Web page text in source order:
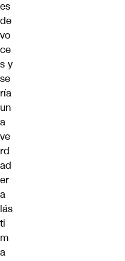
es
de
vo
ce
s y
se
ría
un
a
ve
rd
ad
er
a
lás
ti
m
a